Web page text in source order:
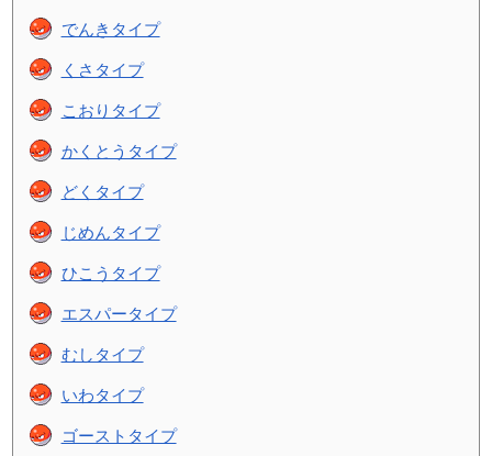
でんきタイプ
くさタイプ
こおりタイプ
かくとうタイプ
どくタイプ
じめんタイプ
ひこうタイプ
エスパータイプ
むしタイプ
いわタイプ
ゴーストタイプ